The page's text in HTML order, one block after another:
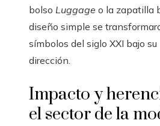
bolso Luggage o la zapatilla
diseño simple se
símbolos del siglo XXI bajo su
dirección.
Impacto y
el sector de la